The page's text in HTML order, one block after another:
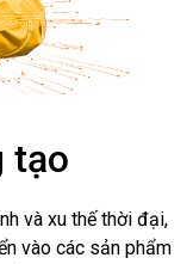
tạo
và xu thế thời đại,
vào các sản phẩm